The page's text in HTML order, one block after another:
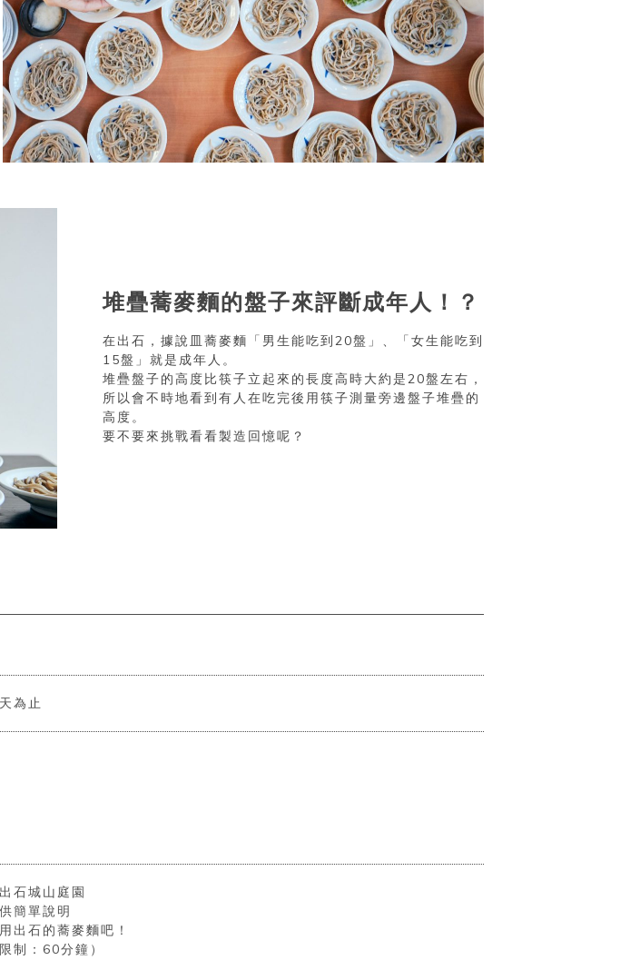
堆疊蕎麥麵的盤子來評斷成年人！？
在出石，據說皿蕎麥麵「男生能吃到20盤」、「女生能吃到
15盤」就是成年人。
堆疊盤子的高度比筷子立起來的長度高時大約是20盤左右，
所以會不時地看到有人在吃完後用筷子測量旁邊盤子堆疊的
高度。
要不要來挑戰看看製造回憶呢？
為止
石城山庭園
簡單說明
出石的蕎麥麵吧！
制：60分鐘）